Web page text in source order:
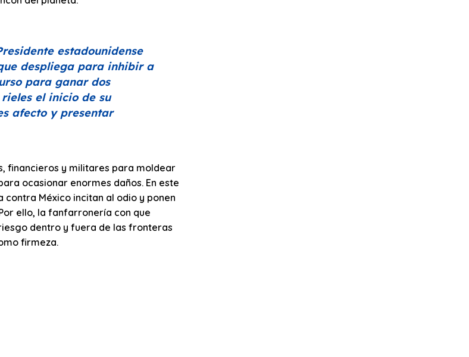
estadounidense
despliega para inhibir a
para ganar dos
el inicio de su
afecto y presentar
financieros y militares para moldear
ocasionar enormes daños. En este
México incitan al odio y ponen
ello, la fanfarronería con que
dentro y fuera de las fronteras
firmeza.